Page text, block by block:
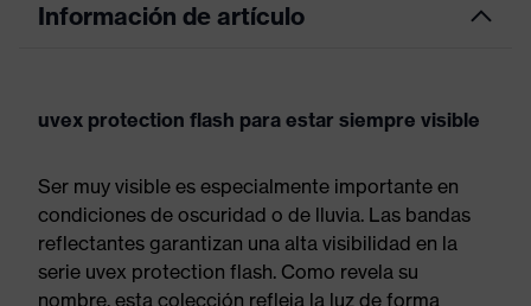
Información de artículo
uvex protection flash para estar siempre visible
Ser muy visible es especialmente importante en
condiciones de oscuridad o de lluvia. Las bandas
reflectantes garantizan una alta visibilidad en la
serie uvex protection flash. Como revela su
nombre, esta colección refleja la luz de forma